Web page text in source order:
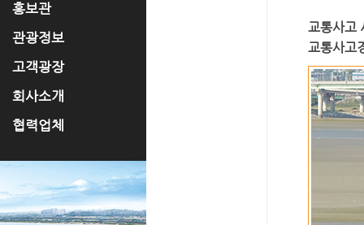
홍보관
관광정보
고객광장
회사소개
협력업체
교통사고
교통사고